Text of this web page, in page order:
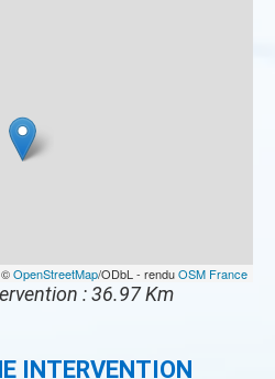
©OpenStreetMap/ODbL - renduOSM France
: 36.97 Km
INTERVENTION